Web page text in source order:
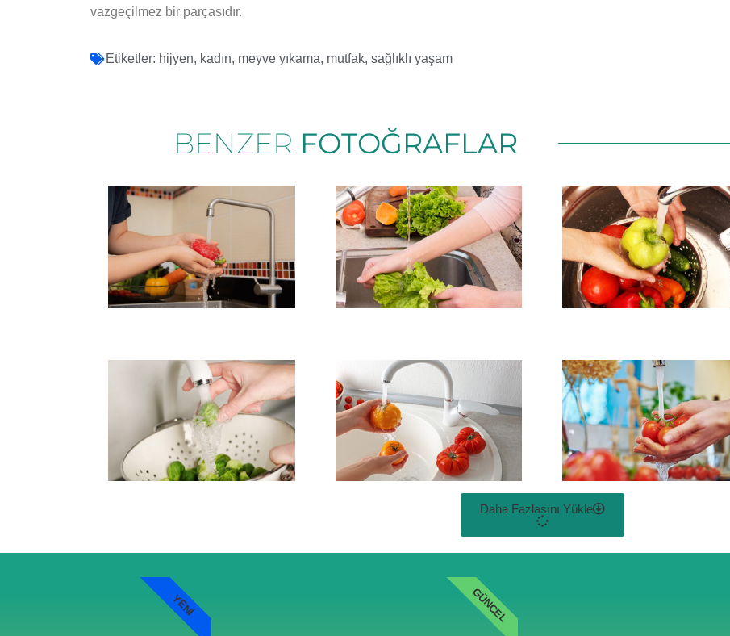
vazgeçilmez bir parçasıdır.
Etiketler: hijyen, kadın, meyve yıkama, mutfak, sağlıklı yaşam
BENZER FOTOĞRAFLAR
Daha Fazlasını Yükle
YENI GÜNCEL